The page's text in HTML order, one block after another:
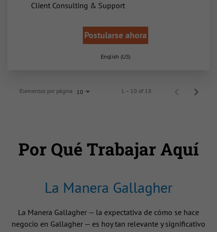
Client Consulting & Support
Postularse ahora
English (US)
Elementos por página 10 1 – 10 of 18
Por Qué Trabajar Aquí
La Manera Gallagher
La Manera Gallagher — la expectativa de cómo se hace
negocio en Gallagher — es hoy tan relevante y significativo